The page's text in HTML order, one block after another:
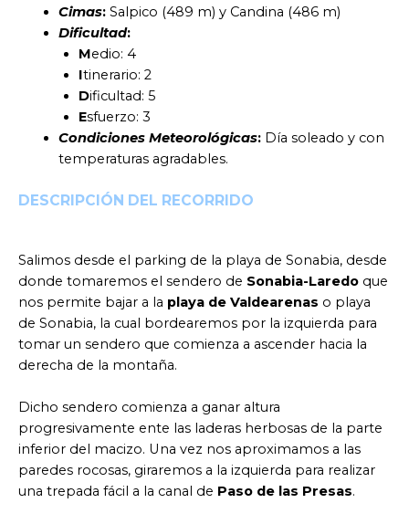
Cimas:Salpico (489 m) y Candina (486 m)
Dificultad:
Medio: 4
Itinerario: 2
Dificultad: 5
Esfuerzo: 3
Condiciones Meteorológicas: Día soleado y con
temperaturas agradables.
DESCRIPCIÓN DEL RECORRIDO
Salimos desde el parking de la playa de Sonabia, desde
donde tomaremos el sendero de Sonabia-Laredo que
nos permite bajar a la playa de Valdearenas o playa
de Sonabia, la cual bordearemos por la izquierda para
tomar un sendero que comienza a ascender hacia la
derecha de la montaña.
Dicho sendero comienza a ganar altura
progresivamente ente las laderas herbosas de la parte
inferior del macizo. Una vez nos aproximamos a las
paredes rocosas, giraremos a la izquierda para realizar
una trepada fácil a la canal de Paso de las Presas.